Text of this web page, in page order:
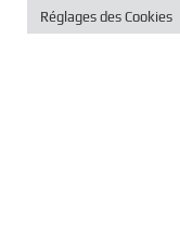
compte par les
Réglages des Cookies